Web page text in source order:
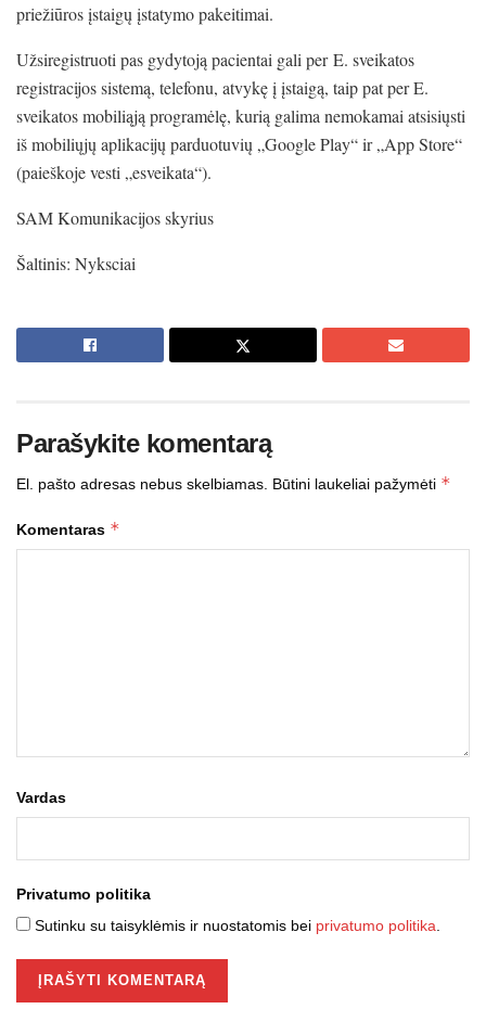
priežiūros įstaigų įstatymo pakeitimai.
Užsiregistruoti pas gydytoją pacientai gali per E. sveikatos
registracijos sistemą, telefonu, atvykę į įstaigą, taip pat per E.
sveikatos mobiliąją programėlę, kurią galima nemokamai atsisiųsti
iš mobiliųjų aplikacijų parduotuvių „Google Play“ ir „App Store“
(paieškoje vesti „esveikata“).
SAM Komunikacijos skyrius
Šaltinis: Nyksciai
Parašykite komentarą
El. pašto adresas nebus skelbiamas. Būtini laukeliai pažymėti *
Komentaras *
Vardas
Privatumo politika
Sutinku su taisyklėmis ir nuostatomis bei privatumo politika